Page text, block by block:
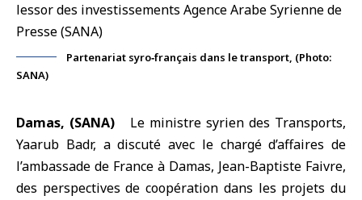
Partenariat syro‑français dans le transport, (Photo:
SANA)
Damas, (SANA) Le ministre syrien des Transports,
Yaarub Badr, a discuté avec le chargé d’affaires de
l’ambassade de France à Damas, Jean-Baptiste Faivre,
des perspectives de coopération dans les projets du